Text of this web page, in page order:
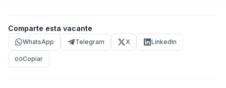
Comparte esta vacante
WhatsApp Telegram X LinkedIn
Copiar